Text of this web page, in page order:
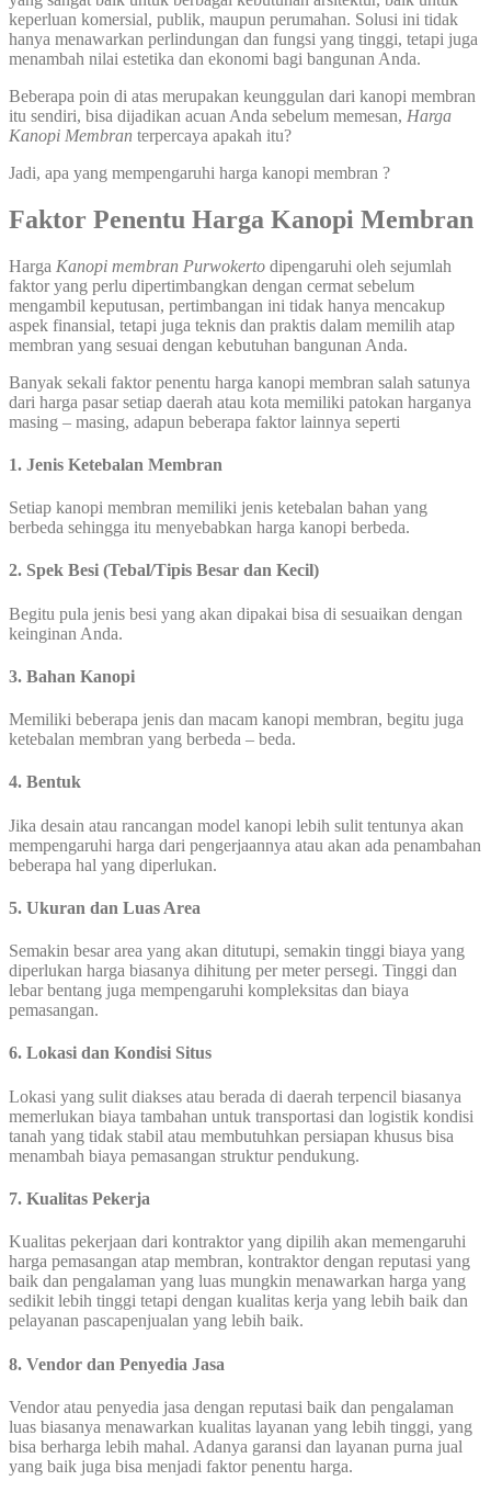
keperluan komersial, publik, maupun perumahan. Solusi ini tidak
hanya menawarkan perlindungan dan fungsi yang tinggi, tetapi juga
menambah nilai estetika dan ekonomi bagi bangunan Anda.
Beberapa poin di atas merupakan keunggulan dari kanopi membran
itu sendiri, bisa dijadikan acuan Anda sebelum memesan, Harga
Kanopi Membran terpercaya apakah itu?
Jadi, apa yang mempengaruhi harga kanopi membran ?
Faktor Penentu Harga Kanopi Membran
Harga Kanopi membran Purwokerto dipengaruhi oleh sejumlah
faktor yang perlu dipertimbangkan dengan cermat sebelum
mengambil keputusan, pertimbangan ini tidak hanya mencakup
aspek finansial, tetapi juga teknis dan praktis dalam memilih atap
membran yang sesuai dengan kebutuhan bangunan Anda.
Banyak sekali faktor penentu harga kanopi membran salah satunya
dari harga pasar setiap daerah atau kota memiliki patokan harganya
masing – masing, adapun beberapa faktor lainnya seperti
1. Jenis Ketebalan Membran
Setiap kanopi membran memiliki jenis ketebalan bahan yang
berbeda sehingga itu menyebabkan harga kanopi berbeda.
2. Spek Besi (Tebal/Tipis Besar dan Kecil)
Begitu pula jenis besi yang akan dipakai bisa di sesuaikan dengan
keinginan Anda.
3. Bahan Kanopi
Memiliki beberapa jenis dan macam kanopi membran, begitu juga
ketebalan membran yang berbeda – beda.
4. Bentuk
Jika desain atau rancangan model kanopi lebih sulit tentunya akan
mempengaruhi harga dari pengerjaannya atau akan ada penambahan
beberapa hal yang diperlukan.
5. Ukuran dan Luas Area
Semakin besar area yang akan ditutupi, semakin tinggi biaya yang
diperlukan harga biasanya dihitung per meter persegi. Tinggi dan
lebar bentang juga mempengaruhi kompleksitas dan biaya
pemasangan.
6. Lokasi dan Kondisi Situs
Lokasi yang sulit diakses atau berada di daerah terpencil biasanya
memerlukan biaya tambahan untuk transportasi dan logistik kondisi
tanah yang tidak stabil atau membutuhkan persiapan khusus bisa
menambah biaya pemasangan struktur pendukung.
7. Kualitas Pekerja
Kualitas pekerjaan dari kontraktor yang dipilih akan memengaruhi
harga pemasangan atap membran, kontraktor dengan reputasi yang
baik dan pengalaman yang luas mungkin menawarkan harga yang
sedikit lebih tinggi tetapi dengan kualitas kerja yang lebih baik dan
pelayanan pascapenjualan yang lebih baik.
8. Vendor dan Penyedia Jasa
Vendor atau penyedia jasa dengan reputasi baik dan pengalaman
luas biasanya menawarkan kualitas layanan yang lebih tinggi, yang
bisa berharga lebih mahal. Adanya garansi dan layanan purna jual
yang baik juga bisa menjadi faktor penentu harga.